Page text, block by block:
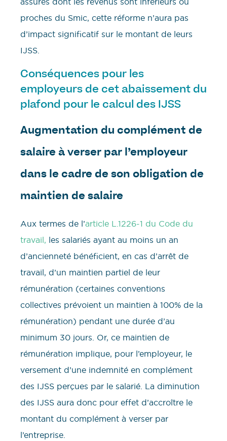
proches du Smic, cette réforme n’aura pas
d’impact significatif sur le montant de leurs
IJSS.
Conséquences pour les
employeurs de cet abaissement du
plafond pour le calcul des IJSS
Augmentation du complément de
salaire à verser par l’employeur
dans le cadre de son obligation de
maintien de salaire
Aux termes de l’article L.1226-1 du Code du
travail, les salariés ayant au moins un an
d’ancienneté bénéficient, en cas d’arrêt de
travail, d’un maintien partiel de leur
rémunération (certaines conventions
collectives prévoient un maintien à 100% de la
rémunération) pendant une durée d’au
minimum 30 jours. Or, ce maintien de
rémunération implique, pour l’employeur, le
versement d’une indemnité en complément
des IJSS perçues par le salarié. La diminution
des IJSS aura donc pour effet d’accroître le
montant du complément à verser par
l’entreprise.